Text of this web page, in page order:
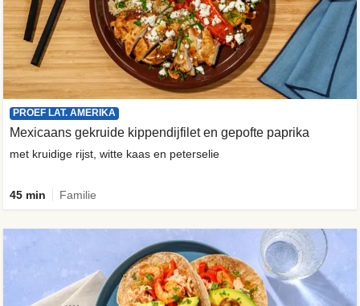
PROEF LAT. AMERIKA
Mexicaans gekruide kippendijfilet en gepofte paprika
met kruidige rijst, witte kaas en peterselie
45 min Familie